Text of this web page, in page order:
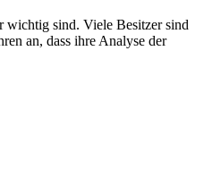
wichtig sind. Viele Besitzer sind
an, dass ihre Analyse der